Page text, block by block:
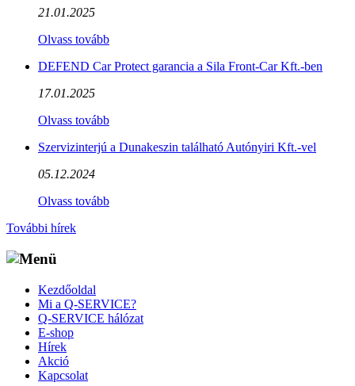
21.01.2025
Olvass tovább
DEFEND Car Protect garancia a Sila Front-Car Kft.-ben
17.01.2025
Olvass tovább
Szervizinterjú a Dunakeszin található Autónyiri Kft.-vel
05.12.2024
Olvass tovább
További hírek
Kezdőoldal
Mi a Q-SERVICE?
Q-SERVICE hálózat
E-shop
Hírek
Akció
Kapcsolat